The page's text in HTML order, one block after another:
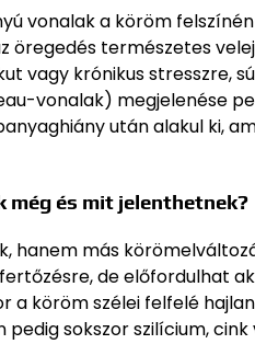
vonalak a köröm
öregedés természetes
vagy krónikus stresszre,
vonalak) megjelenése
után alakul ki,
még és mit jelenthetnek?
hanem más
de előfordulhat
a köröm szélei felfelé
sokszor szilícium, cink